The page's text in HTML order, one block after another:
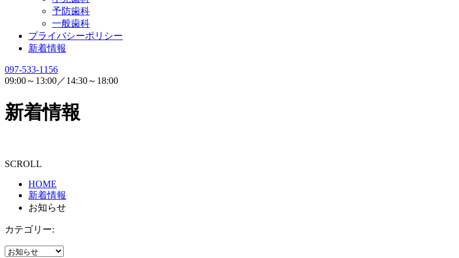
予防歯科
一般歯科
プライバシーポリシー
新着情報
097-533-1156
09:00～13:00／14:30～18:00
新着情報
SCROLL
HOME
新着情報
お知らせ
カテゴリー: